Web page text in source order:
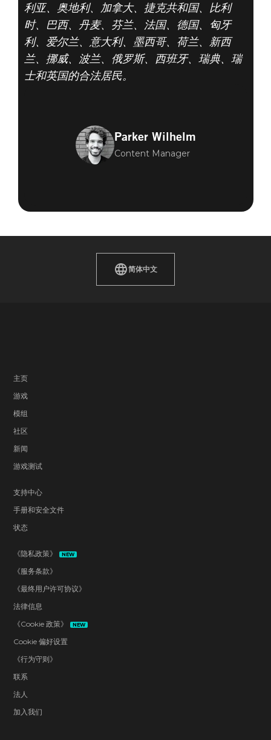
利亚、奥地利、加拿大、捷克共和国、比利
时、巴西、丹麦、芬兰、法国、德国、匈牙
利、爱尔兰、意大利、墨西哥、荷兰、新西
兰、挪威、波兰、俄罗斯、西班牙、瑞典、瑞
士和英国的合法居民。
Parker Wilhelm
Content Manager
简体中文
主页
游戏
模组
社区
新闻
游戏测试
支持中心
手册和安全文件
状态
《隐私政策》 NEW
《服务条款》
《最终用户许可协议》
法律信息
《Cookie 政策》
NEW
Cookie 偏好设置
《行为守则》
联系
法人
加入我们